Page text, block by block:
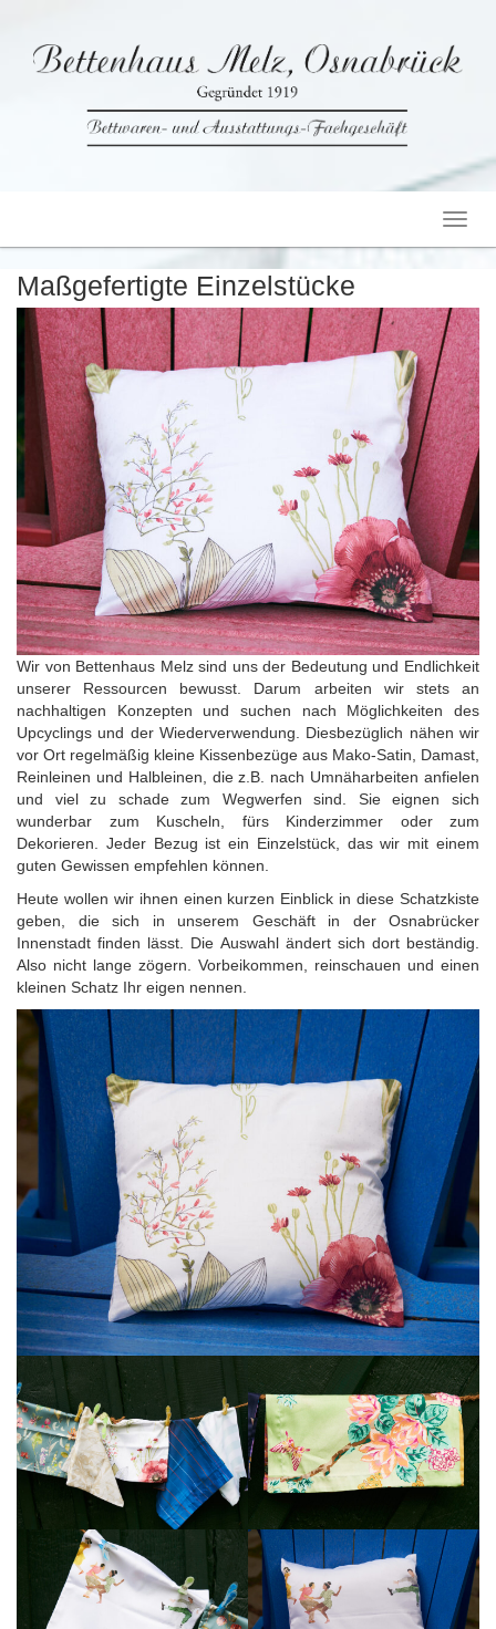
Maßgefertigte Einzelstücke
Wir von Bettenhaus Melz sind uns der Bedeutung und Endlichkeit
unserer Ressourcen bewusst. Darum arbeiten wir stets an
nachhaltigen Konzepten und suchen nach Möglichkeiten des
Upcyclings und der Wiederverwendung. Diesbezüglich nähen wir
vor Ort regelmäßig kleine Kissenbezüge aus Mako-Satin, Damast,
Reinleinen und Halbleinen, die z.B. nach Umnäharbeiten anfielen
und viel zu schade zum Wegwerfen sind. Sie eignen sich
wunderbar zum Kuscheln, fürs Kinderzimmer oder zum
Dekorieren. Jeder Bezug ist ein Einzelstück, das wir mit einem
guten Gewissen empfehlen können.
Heute wollen wir ihnen einen kurzen Einblick in diese Schatzkiste
geben, die sich in unserem Geschäft in der Osnabrücker
Innenstadt finden lässt. Die Auswahl ändert sich dort beständig.
Also nicht lange zögern. Vorbeikommen, reinschauen und einen
kleinen Schatz Ihr eigen nennen.